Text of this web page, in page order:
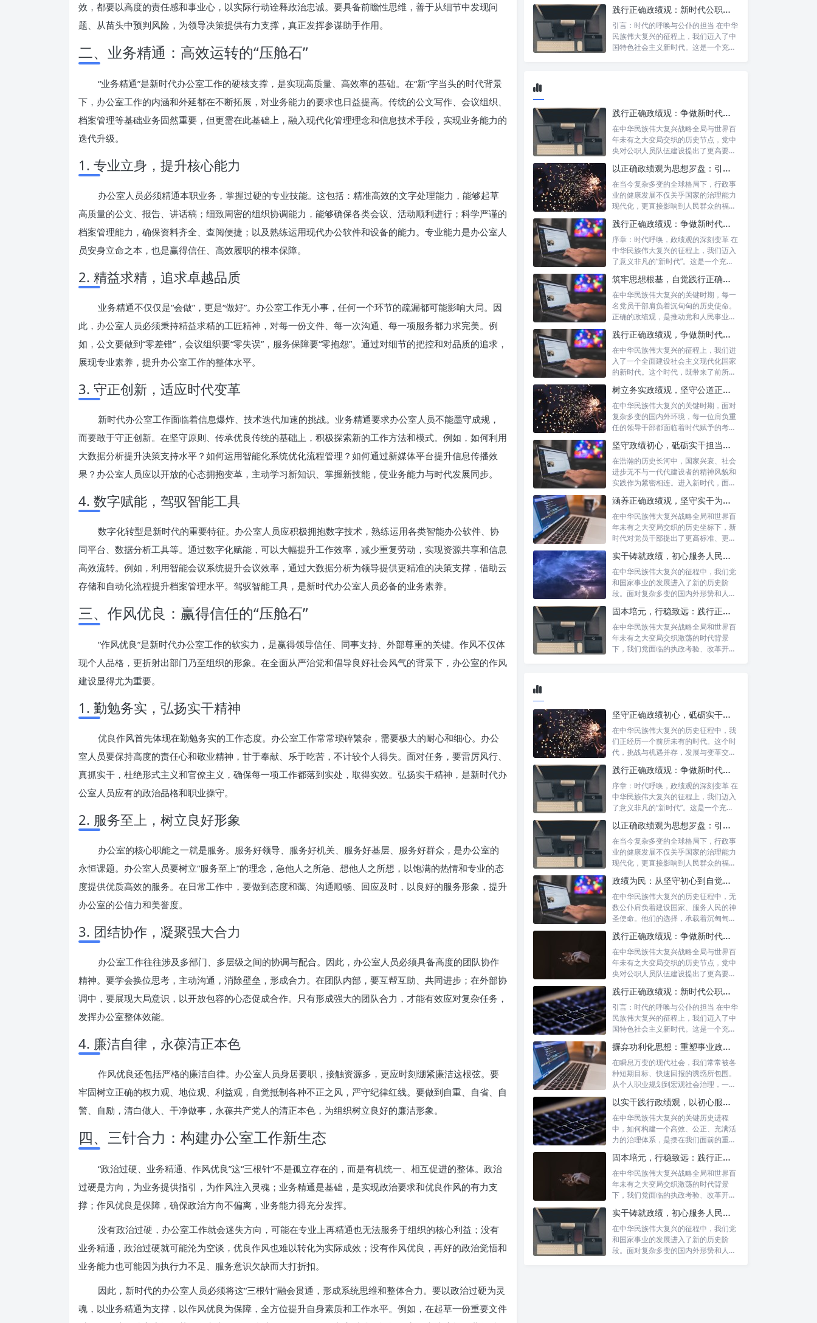
效，都要以高度的责任感和事业心，以实际行动诠释政治忠诚。要具备前瞻性思维，善于从细节中发现问
题、从苗头中预判风险，为领导决策提供有力支撑，真正发挥参谋助手作用。
二、业务精通：高效运转的“压舱石”
“业务精通”是新时代办公室工作的硬核支撑，是实现高质量、高效率的基础。在“新”字当头的时代背景
下，办公室工作的内涵和外延都在不断拓展，对业务能力的要求也日益提高。传统的公文写作、会议组织、
档案管理等基础业务固然重要，但更需在此基础上，融入现代化管理理念和信息技术手段，实现业务能力的
迭代升级。
1. 专业立身，提升核心能力
办公室人员必须精通本职业务，掌握过硬的专业技能。这包括：精准高效的文字处理能力，能够起草
高质量的公文、报告、讲话稿；细致周密的组织协调能力，能够确保各类会议、活动顺利进行；科学严谨的
档案管理能力，确保资料齐全、查阅便捷；以及熟练运用现代办公软件和设备的能力。专业能力是办公室人
员安身立命之本，也是赢得信任、高效履职的根本保障。
2. 精益求精，追求卓越品质
业务精通不仅仅是“会做”，更是“做好”。办公室工作无小事，任何一个环节的疏漏都可能影响大局。因
此，办公室人员必须秉持精益求精的工匠精神，对每一份文件、每一次沟通、每一项服务都力求完美。例
如，公文要做到“零差错”，会议组织要“零失误”，服务保障要“零抱怨”。通过对细节的把控和对品质的追求，
展现专业素养，提升办公室工作的整体水平。
3. 守正创新，适应时代变革
新时代办公室工作面临着信息爆炸、技术迭代加速的挑战。业务精通要求办公室人员不能墨守成规，
而要敢于守正创新。在坚守原则、传承优良传统的基础上，积极探索新的工作方法和模式。例如，如何利用
大数据分析提升决策支持水平？如何运用智能化系统优化流程管理？如何通过新媒体平台提升信息传播效
果？办公室人员应以开放的心态拥抱变革，主动学习新知识、掌握新技能，使业务能力与时代发展同步。
4. 数字赋能，驾驭智能工具
数字化转型是新时代的重要特征。办公室人员应积极拥抱数字技术，熟练运用各类智能办公软件、协
同平台、数据分析工具等。通过数字化赋能，可以大幅提升工作效率，减少重复劳动，实现资源共享和信息
高效流转。例如，利用智能会议系统提升会议效率，通过大数据分析为领导提供更精准的决策支撑，借助云
存储和自动化流程提升档案管理水平。驾驭智能工具，是新时代办公室人员必备的业务素养。
三、作风优良：赢得信任的“压舱石”
“作风优良”是新时代办公室工作的软实力，是赢得领导信任、同事支持、外部尊重的关键。作风不仅体
现个人品格，更折射出部门乃至组织的形象。在全面从严治党和倡导良好社会风气的背景下，办公室的作风
建设显得尤为重要。
1. 勤勉务实，弘扬实干精神
优良作风首先体现在勤勉务实的工作态度。办公室工作常常琐碎繁杂，需要极大的耐心和细心。办公
室人员要保持高度的责任心和敬业精神，甘于奉献、乐于吃苦，不计较个人得失。面对任务，要雷厉风行、
真抓实干，杜绝形式主义和官僚主义，确保每一项工作都落到实处，取得实效。弘扬实干精神，是新时代办
公室人员应有的政治品格和职业操守。
2. 服务至上，树立良好形象
办公室的核心职能之一就是服务。服务好领导、服务好机关、服务好基层、服务好群众，是办公室的
永恒课题。办公室人员要树立“服务至上”的理念，急他人之所急、想他人之所想，以饱满的热情和专业的态
度提供优质高效的服务。在日常工作中，要做到态度和蔼、沟通顺畅、回应及时，以良好的服务形象，提升
办公室的公信力和美誉度。
3. 团结协作，凝聚强大合力
办公室工作往往涉及多部门、多层级之间的协调与配合。因此，办公室人员必须具备高度的团队协作
精神。要学会换位思考，主动沟通，消除壁垒，形成合力。在团队内部，要互帮互助、共同进步；在外部协
调中，要展现大局意识，以开放包容的心态促成合作。只有形成强大的团队合力，才能有效应对复杂任务，
发挥办公室整体效能。
4. 廉洁自律，永葆清正本色
作风优良还包括严格的廉洁自律。办公室人员身居要职，接触资源多，更应时刻绷紧廉洁这根弦。要
牢固树立正确的权力观、地位观、利益观，自觉抵制各种不正之风，严守纪律红线。要做到自重、自省、自
警、自励，清白做人、干净做事，永葆共产党人的清正本色，为组织树立良好的廉洁形象。
四、三针合力：构建办公室工作新生态
“政治过硬、业务精通、作风优良”这“三根针”不是孤立存在的，而是有机统一、相互促进的整体。政治
过硬是方向，为业务提供指引，为作风注入灵魂；业务精通是基础，是实现政治要求和优良作风的有力支
撑；作风优良是保障，确保政治方向不偏离，业务能力得充分发挥。
没有政治过硬，办公室工作就会迷失方向，可能在专业上再精通也无法服务于组织的核心利益；没有
业务精通，政治过硬就可能沦为空谈，优良作风也难以转化为实际成效；没有作风优良，再好的政治觉悟和
业务能力也可能因为执行力不足、服务意识欠缺而大打折扣。
因此，新时代的办公室人员必须将这“三根针”融会贯通，形成系统思维和整体合力。要以政治过硬为灵
魂，以业务精通为支撑，以作风优良为保障，全方位提升自身素质和工作水平。例如，在起草一份重要文件
践行正确政绩观：新时代公职人员的使命与担当
引言：时代的呼唤与公仆的担当 在中华
民族伟大复兴的征程上，我们迈入了中
国特色社会主义新时代。这是一个充满
践行正确政绩观：争做新时代合格公职人员的根本遵循与实践路径
在中华民族伟大复兴战略全局与世界百
年未有之大变局交织的历史节点，党中
央对公职人员队伍建设提出了更高要
以正确政绩观为思想罗盘：引领行政事业高质量发展新征程
在当今复杂多变的全球格局下，行政事
业的健康发展不仅关乎国家的治理能力
现代化，更直接影响到人民群众的福祉
践行正确政绩观：争做新时代合格公职人员的根本遵循与行动自觉
序章：时代呼唤，政绩观的深刻变革 在
中华民族伟大复兴的征程上，我们迈入
了意义非凡的“新时代”。这是一个充满
筑牢思想根基，自觉践行正确政绩观：新时代党员干部的价值指引
在中华民族伟大复兴的关键时期，每一
名党员干部肩负着沉甸甸的历史使命。
正确的政绩观，是推动党和人民事业发
践行正确政绩观，争做新时代合格公职人员：新征程的使命与担当
在中华民族伟大复兴的征程上，我们进
入了一个全面建设社会主义现代化国家
的新时代。这个时代，既带来了前所未
树立务实政绩观，坚守公道正派底线：新时代领导干部高质量发展指南
在中华民族伟大复兴的关键时期，面对
复杂多变的国内外环境，每一位肩负重
任的领导干部都面临着时代赋予的考验
坚守政绩初心，砥砺实干担当：新时代高质量发展的精神坐标
在浩瀚的历史长河中，国家兴衰、社会
进步无不与一代代建设者的精神风貌和
实践作为紧密相连。进入新时代，面对
涵养正确政绩观，坚守实干为民情怀：新时代党员干部的责任与担当
在中华民族伟大复兴战略全局和世界百
年未有之大变局交织的历史坐标下，新
时代对党员干部提出了更高标准、更严
实干铸就政绩，初心服务人民：新时代干部担当作为的实践指南
在中华民族伟大复兴的征程中，我们党
和国家事业的发展进入了新的历史阶
段。面对复杂多变的国内外形势和人民
固本培元，行稳致远：践行正确政绩理念，永葆务实清廉作风的时代命题
在中华民族伟大复兴战略全局和世界百
年未有之大变局交织激荡的时代背景
下，我们党面临的执政考验、改革开放
坚守正确政绩初心，砥砺实干担当精神：锚定新时代高质量发展的精神坐标
在中华民族伟大复兴的历史征程中，我
们正经历一个前所未有的时代。这个时
代，挑战与机遇并存，发展与变革交
践行正确政绩观：争做新时代合格公职人员的根本遵循与行动自觉
序章：时代呼唤，政绩观的深刻变革 在
中华民族伟大复兴的征程上，我们迈入
了意义非凡的“新时代”。这是一个充满
以正确政绩观为思想罗盘：引领行政事业高质量发展新征程
在当今复杂多变的全球格局下，行政事
业的健康发展不仅关乎国家的治理能力
现代化，更直接影响到人民群众的福祉
政绩为民：从坚守初心到自觉树立正确政绩观的实践之路
在中华民族伟大复兴的历史征程中，无
数公仆肩负着建设国家、服务人民的神
圣使命。他们的选择，承载着沉甸甸的
践行正确政绩观：争做新时代合格公职人员的根本遵循与实践路径
在中华民族伟大复兴战略全局与世界百
年未有之大变局交织的历史节点，党中
央对公职人员队伍建设提出了更高要
践行正确政绩观：新时代公职人员的使命与担当
引言：时代的呼唤与公仆的担当 在中华
民族伟大复兴的征程上，我们迈入了中
国特色社会主义新时代。这是一个充满
摒弃功利化思想：重塑事业政绩观，驱动社会高质量发展
在瞬息万变的现代社会，我们常常被各
种短期目标、快速回报的诱惑所包围。
从个人职业规划到宏观社会治理，一种
以实干践行政绩观，以初心服务群众：新时代治理的灯塔与指南
在中华民族伟大复兴的关键历史进程
中，如何构建一个高效、公正、充满活
力的治理体系，是摆在我们面前的重要
固本培元，行稳致远：践行正确政绩理念，永葆务实清廉作风的时代命题
在中华民族伟大复兴战略全局和世界百
年未有之大变局交织激荡的时代背景
下，我们党面临的执政考验、改革开放
实干铸就政绩，初心服务人民：新时代干部担当作为的实践指南
在中华民族伟大复兴的征程中，我们党
和国家事业的发展进入了新的历史阶
段。面对复杂多变的国内外形势和人民